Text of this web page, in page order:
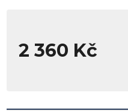
2 360 Kč